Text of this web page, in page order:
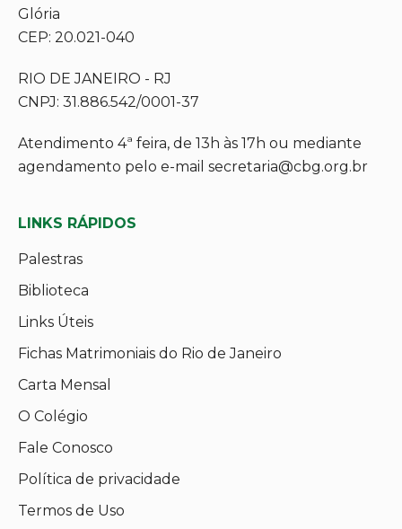
Glória
CEP: 20.021-040
RIO DE JANEIRO - RJ
CNPJ: 31.886.542/0001-37
Atendimento 4ª feira, de 13h às 17h ou mediante
agendamento pelo e-mail secretaria@cbg.org.br
LINKS RÁPIDOS
Palestras
Biblioteca
Links Úteis
Fichas Matrimoniais do Rio de Janeiro
Carta Mensal
O Colégio
Fale Conosco
Política de privacidade
Termos de Uso